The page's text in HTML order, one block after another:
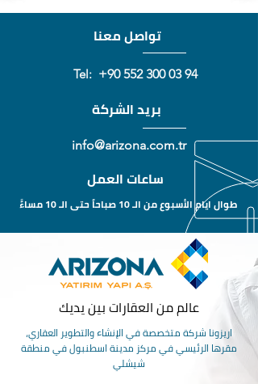
تواصل معنا
Tel: +90 552 300 03 94
بريد الشركة
info@arizona.com.tr
ساعات العمل
طوال ايام الأسبوع من الـ 10 صباحاً حتى الـ 10 مساءًَ
عالم من العقارات بين يديك
اريزونا شركة متخصصة في الإنشاء والتطوير العقاري،
مقرها الرئيسي في مركز مدينة اسطنبول في منطقة
شيشلي